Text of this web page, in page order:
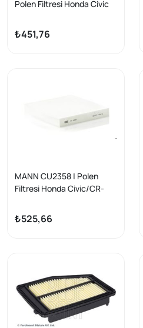
Polen Filtresi Honda Civic
07-13 Karbonlu
₺451,76
MANN CU2358 | Polen
Filtresi Honda Civic/CR-
2.0/2.4/2.2 i-CTDi 1.6 i-
DTEC
₺525,66